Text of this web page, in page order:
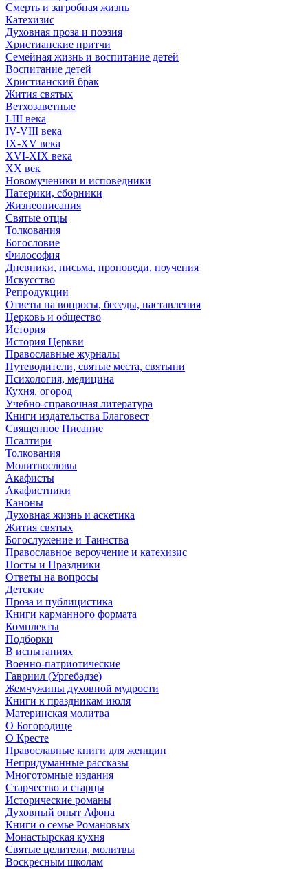
Смерть и загробная жизнь
Катехизис
Духовная проза и поэзия
Христианские притчи
Семейная жизнь и воспитание детей
Воспитание детей
Христианский брак
Жития святых
Ветхозаветные
I-III века
IV-VIII века
IX-XV века
XVI-XIX века
XX век
Новомученики и исповедники
Патерики, сборники
Жизнеописания
Святые отцы
Толкования
Богословие
Философия
Дневники, письма, проповеди, поучения
Искусство
Репродукции
Ответы на вопросы, беседы, наставления
Церковь и общество
История
История Церкви
Православные журналы
Путеводители, святые места, святыни
Психология, медицина
Кухня, огород
Учебно-справочная литература
Книги издательства Благовест
Священное Писание
Псалтири
Толкования
Молитвословы
Акафисты
Акафистники
Каноны
Духовная жизнь и аскетика
Жития святых
Богослужение и Таинства
Православное вероучение и катехизис
Посты и Праздники
Ответы на вопросы
Детские
Проза и публицистика
Книги карманного формата
Комплекты
Подборки
В испытаниях
Военно-патриотические
Гавриил (Ургебадзе)
Жемчужины духовной мудрости
Книги к праздникам июля
Материнская молитва
О Богородице
О Кресте
Православные книги для женщин
Непридуманные рассказы
Многотомные издания
Старчество и старцы
Исторические романы
Духовный опыт Афона
Книги о семье Романовых
Монастырская кухня
Святые целители, молитвы
Воскресным школам